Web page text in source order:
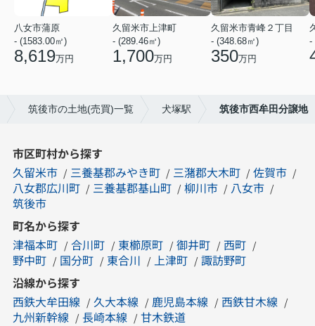
八女市蒲原
- (1583.00㎡)
8,619万円
久留米市上津町
- (289.46㎡)
1,700万円
久留米市青峰２丁目
- (348.68㎡)
350万円
-
筑後市の土地(売買)一覧 犬塚駅 筑後市西牟田分譲地
市区町村から探す
久留米市
三養基郡みやき町 三潴郡大木町
佐賀市
八女郡広川町
三養基郡基山町 柳川市
八女市
筑後市
町名から探す
津福本町
合川町 東櫛原町 御井町
西町
野中町
国分町 東合川 上津町
諏訪野町
沿線から探す
西鉄大牟田線
久大本線 鹿児島本線
西鉄甘木線
九州新幹線
長崎本線
甘木鉄道